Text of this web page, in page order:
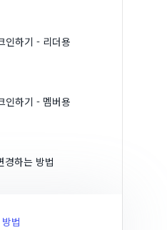
인하기 - 리더용
인하기 - 멤버용
하는 방법
법